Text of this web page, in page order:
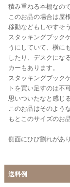
積み重ねる本棚なの
このお品の場合は屋
移動などもしやすそ
スタッキングブック
うにしていて、横に
したり、デスクにな
カーもあります。
スタッキングブック
トを買い足すのは不
思いついたなと感じ
このお品はそのよう
もとこのサイズのお
側面にひび割れがあ
送料例